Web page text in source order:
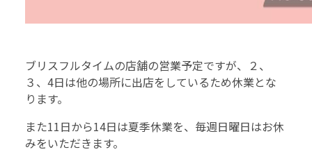
ブリスフルタイムの店舗の営業予定ですが、２、
３、4日は他の場所に出店をしているため休業とな
ります。
また11日から14日は夏季休業を、毎週日曜日はお休
みをいただきます。